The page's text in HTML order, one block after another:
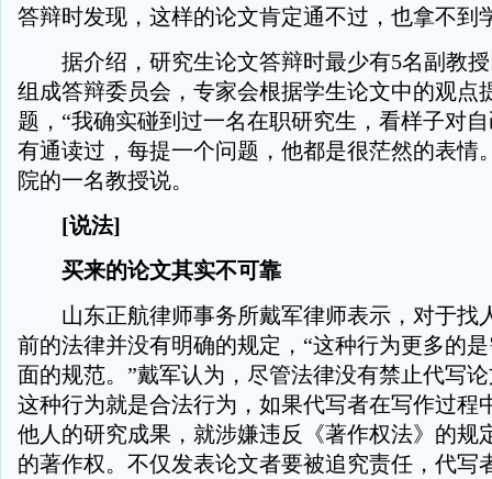
答辩时发现，这样的论文肯定通不过，也拿不到
据介绍，研究生论文答辩时最少有5名副教授
组成答辩委员会，专家会根据学生论文中的观点
题，“我确实碰到过一名在职研究生，看样子对
有通读过，每提一个问题，他都是很茫然的表情
院的一名教授说。
[说法]
买来的论文其实不可靠
山东正航律师事务所戴军律师表示，对于找
前的法律并没有明确的规定，“这种行为更多的
面的规范。”戴军认为，尽管法律没有禁止代写
这种行为就是合法行为，如果代写者在写作过程
他人的研究成果，就涉嫌违反《著作权法》的规
的著作权。不仅发表论文者要被追究责任，代写